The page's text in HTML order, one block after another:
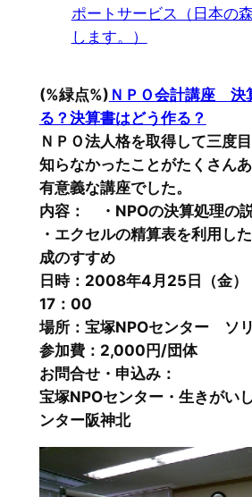
ポートサービス（日本の
します。）
(%緑点%) ＮＰＯ会計講座 決
る？決算書はどう作る？
ＮＰＯ法人格を取得して三度目
知らなかったことがたくさんあ
有意義な講座でした。
内容： ・NPOの決算処理の
・エクセルの精算表を利用し
成のすすめ
日時：2008年4月25日（金
17：00
場所：宝塚NPOセンター ソ
参加費：2,000円/団体
お問合せ・申込み：
宝塚NPOセンター・生きがい
ンター阪神北